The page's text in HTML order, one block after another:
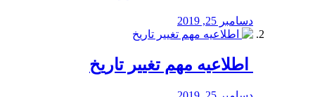
دسامبر 25, 2019
️ اطلاعیه مهم تغییر تاریخ